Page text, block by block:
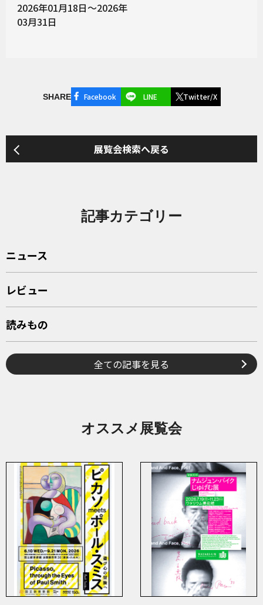
2026年01月18日～2026年
03月31日
SHARE Facebook LINE Twitter/X
展覧会検索へ戻る
記事カテゴリー
ニュース
レビュー
読みもの
全ての記事を見る
オススメ展覧会